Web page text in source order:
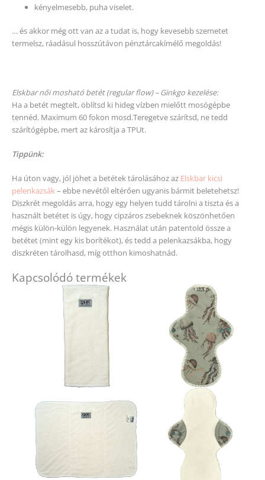
kényelmesebb, puha viselet.
… és akkor még ott van az a tudat is, hogy kevesebb szemetet
termelsz, ráadásul hosszútávon pénztárcakímélő megoldás!
Elskbar női mosható betét (regular flow) – Ginkgo kezelése:
Ha a betét megtelt, öblítsd ki hideg vízben mielőtt mosógépbe
tennéd. Maximum 60 fokon mosd.Teregetve szárítsd, ne tedd
szárítógépbe, mert az károsítja a TPUt.
Tippünk:
Ha úton vagy, jól jöhet a betétek tárolásához az Elskbar kicsi
pelenkazsák– ebbe nevétől eltérően ugyanis bármit beletehetsz!
Diszkrét megoldás arra, hogy egy helyen tudd tárolni a tiszta és a
használt betétet is úgy, hogy cipzáros zsebeknek köszönhetően
mégis külön-külön legyenek. Használat után patentold össze a
betétet (mint egy kis borítékot), és tedd a pelenkazsákba, hogy
diszkréten tárolhasd, míg otthon kimoshatnád.
Kapcsolódó termékek